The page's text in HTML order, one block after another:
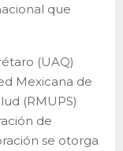
que
(UAQ)
Mexicana de
(RMUPS)
de
se otorga